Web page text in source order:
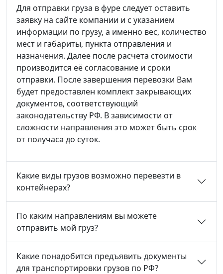
Для отправки груза в фуре следует оставить
заявку на сайте компании и с указанием
информации по грузу, а именно вес, количество
мест и габариты, пункта отправления и
назначения. Далее после расчета стоимости
производится её согласование и сроки
отправки. После завершения перевозки Вам
будет предоставлен комплект закрывающих
документов, соответствующий
законодательству РФ. В зависимости от
сложности направления это может быть срок
от получаса до суток.
Какие виды грузов возможно перевезти в
контейнерах?
По каким направлениям вы можете
отправить мой груз?
Какие понадобится предъявить документы
для транспортировки грузов по РФ?